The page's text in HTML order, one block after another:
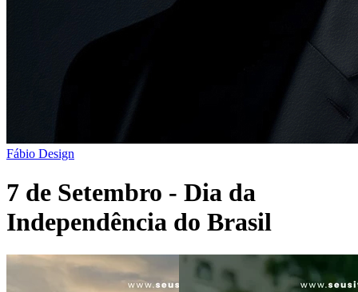
Fábio Design
7 de Setembro - Dia da
Independência do Brasil